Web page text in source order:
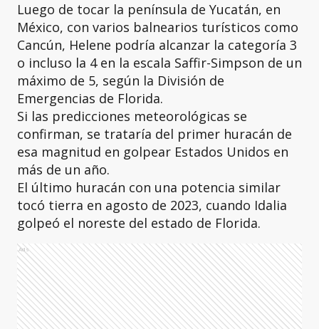
Luego de tocar la península de Yucatán, en
México, con varios balnearios turísticos como
Cancún, Helene podría alcanzar la categoría 3
o incluso la 4 en la escala Saffir-Simpson de un
máximo de 5, según la División de
Emergencias de Florida.
Si las predicciones meteorológicas se
confirman, se trataría del primer huracán de
esa magnitud en golpear Estados Unidos en
más de un año.
El último huracán con una potencia similar
tocó tierra en agosto de 2023, cuando Idalia
golpeó el noreste del estado de Florida.
Ads